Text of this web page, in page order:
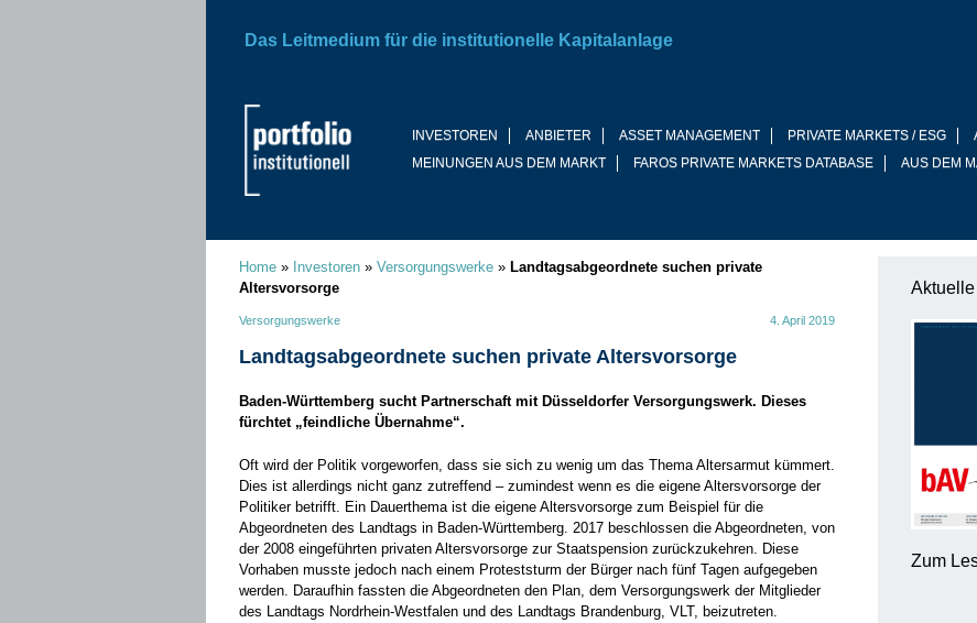
INVESTOREN ANBIETER ASSET MANAGEMENT PRIVATE MARKETS / ESG
MEINUNGEN AUS DEM MARKT
FAROS PRIVATE MARKETS DATABASE AUS DEM
Das Leitmedium für die institutionelle Kapitalanlage
Home » Investoren » Versorgungswerke » Landtagsabgeordnete suchen private
Altersvorsorge
Versorgungswerke 4. April 2019
Landtagsabgeordnete suchen private Altersvorsorge
Baden-Württemberg sucht Partnerschaft mit Düsseldorfer Versorgungswerk. Dieses
fürchtet „feindliche Übernahme“.
Oft wird der Politik vorgeworfen, dass sie sich zu wenig um das Thema Altersarmut kümmert.
Dies ist allerdings nicht ganz zutreffend – zumindest wenn es die eigene Altersvorsorge der
Politiker betrifft. Ein Dauerthema ist die eigene Altersvorsorge zum Beispiel für die
Abgeordneten des Landtags in Baden-Württemberg. 2017 beschlossen die Abgeordneten, von
der 2008 eingeführten privaten Altersvorsorge zur Staatspension zurückzukehren. Diese
Vorhaben musste jedoch nach einem Proteststurm der Bürger nach fünf Tagen aufgegeben
werden. Daraufhin fassten die Abgeordneten den Plan, dem Versorgungswerk der Mitglieder
des Landtags Nordrhein-Westfalen und des Landtags Brandenburg, VLT, beizutreten.
Zum